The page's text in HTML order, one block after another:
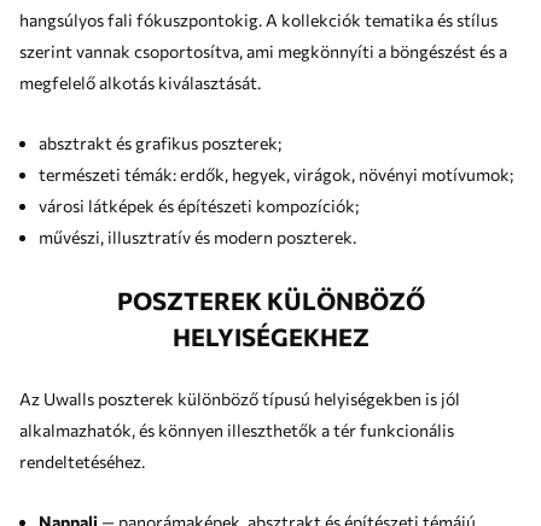
hangsúlyos fali fókuszpontokig. A kollekciók tematika és stílus
szerint vannak csoportosítva, ami megkönnyíti a böngészést és a
megfelelő alkotás kiválasztását.
absztrakt és grafikus poszterek;
természeti témák: erdők, hegyek, virágok, növényi motívumok;
városi látképek és építészeti kompozíciók;
művészi, illusztratív és modern poszterek.
POSZTEREK KÜLÖNBÖZŐ
HELYISÉGEKHEZ
Az Uwalls poszterek különböző típusú helyiségekben is jól
alkalmazhatók, és könnyen illeszthetők a tér funkcionális
rendeltetéséhez.
Nappali — panorámaképek, absztrakt és építészeti témájú